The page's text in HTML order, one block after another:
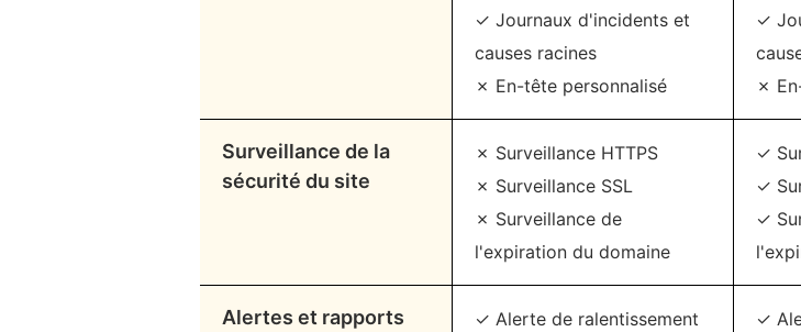
✓ Journaux d'incidents et
causes racines
✗ En-tête personnalisé
✓
✗
Surveillance de la
sécurité du site
✗ Surveillance HTTPS
✗ Surveillance SSL
✗ Surveillance de
l'expiration du domaine
✓
✓
✓
Alertes et rapports
✓ Alerte de ralentissement
✓